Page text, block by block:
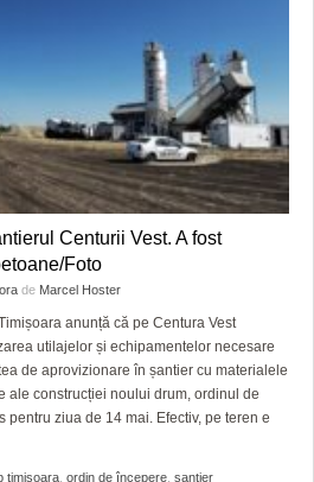
Centurii Vest. A fost
Foto
de Marcel Hoster
anunță că pe Centura Vest
utilajelor și echipamentelor necesare
de aprovizionare în șantier cu materialele
ale construcției noului drum, ordinul de
ziua de 14 mai. Efectiv, pe teren e
timisoara ordin de începere santier